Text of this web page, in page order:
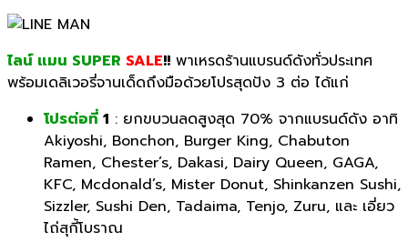
ไลน์ แมน SUPER SALE!! พาเหรดร้านแบรนด์ดังทั่วประเทศ
พร้อมเดลิเวอรี่จานเด็ดถึงมือด้วยโปรสุดปัง 3 ต่อ ได้แก่
โปรต่อที่ 1 : ยกขบวนลดสูงสุด 70% จากแบรนด์ดัง อาทิ
Akiyoshi, Bonchon, Burger King, Chabuton
Ramen, Chester’s, Dakasi, Dairy Queen, GAGA,
KFC, Mcdonald’s, Mister Donut, Shinkanzen Sushi,
Sizzler, Sushi Den, Tadaima, Tenjo, Zuru, และ เอี่ยว
ไถ่สุกี้โบราณ